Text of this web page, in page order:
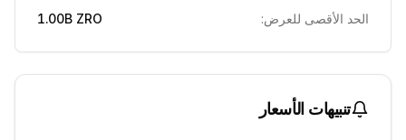
الحد الأقصى للعرض: 1.00B ZRO
تنبيهات الأسعار